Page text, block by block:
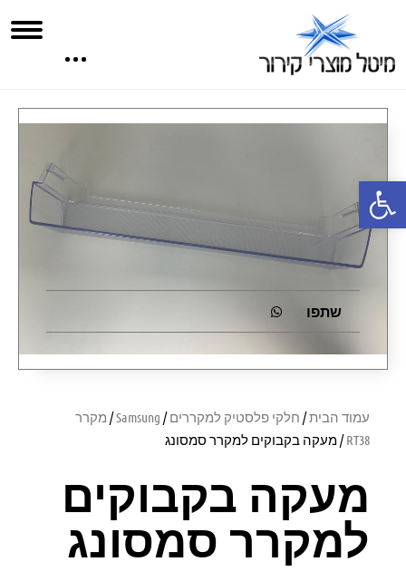
פתח סרגל נגישות
עמוד הבית/ חלקי פלסטיק למקררים/
Samsung
/ מקרר
RT38/ מעקה בקבוקים למקרר סמסונג
מעקה בקבוקים
למקרר סמסונג
שתפו